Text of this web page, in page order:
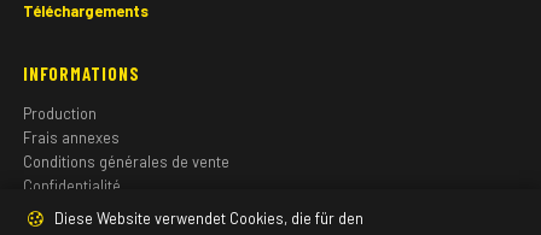
Téléchargements
INFORMATIONS
Production
Frais annexes
Conditions générales de vente
Confidentialité
Mentions légales
Diese Website verwendet Cookies, die für den